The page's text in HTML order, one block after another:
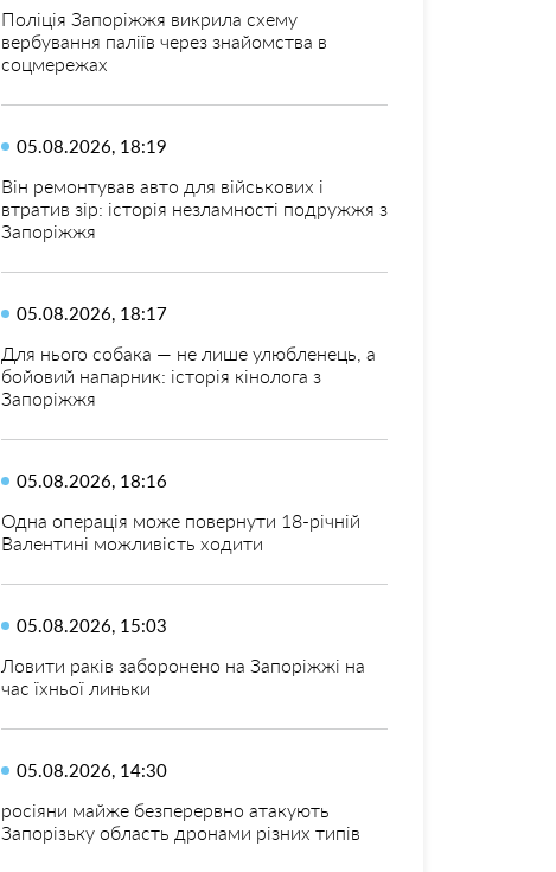
Поліція Запоріжжя викрила схему
вербування паліїв через знайомства в
соцмережах
05.08.2026, 18:19
Він ремонтував авто для військових і
втратив зір: історія незламності подружжя з
Запоріжжя
05.08.2026, 18:17
Для нього собака — не лише улюбленець, а
бойовий напарник: історія кінолога з
Запоріжжя
05.08.2026, 18:16
Одна операція може повернути 18-річній
Валентині можливість ходити
05.08.2026, 15:03
Ловити раків заборонено на Запоріжжі на
час їхньої линьки
05.08.2026, 14:30
росіяни майже безперервно атакують
Запорізьку область дронами різних типів